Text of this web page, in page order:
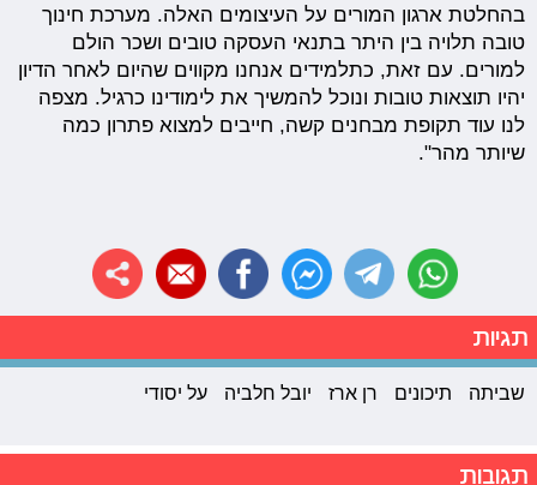
בהחלטת ארגון המורים על העיצומים האלה. מערכת חינוך
טובה תלויה בין היתר בתנאי העסקה טובים ושכר הולם
למורים. עם זאת, כתלמידים אנחנו מקווים שהיום לאחר הדיון
יהיו תוצאות טובות ונוכל להמשיך את לימודינו כרגיל. מצפה
לנו עוד תקופת מבחנים קשה, חייבים למצוא פתרון כמה
שיותר מהר".
תגיות
שביתה תיכונים רן ארז יובל חלביה על יסודי
תגובות